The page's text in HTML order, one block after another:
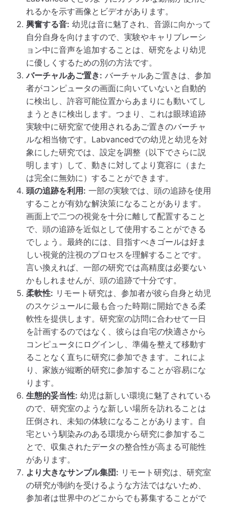
れるかを示す画像とビデオがあります。
興奮する音: 幼児は音に魅了され、音源に向かって
自分自身を向けますので、実験やキャリブレーシ
ョン中に音声を追加することは、研究をより幼児
に優しくするための別の方法です。
バーチャルあご置き: バーチャルあご置きは、参加
者がコンピュータの画面に向いていないと自動的
に検出し、許容可能位置からあまりにも動いてし
まうときに検出します。つまり、これは眼球追跡
実験中に研究室で使用されるあご置きのバーチャ
ルな相当物です。Labvancedでの幼児と幼児を対
象にした研究では、設定を調整（以下でさらに説
明します）して、動きに対してより寛容に（また
は完全に無効に）することができます。
頭の追跡を利用: 一部の実験では、頭の追跡を使用
することが有効な解決策になることがあります。
画面上で二つの視覚を十分に離して配置すること
で、頭の追跡を近似として使用することができる
でしょう。最終的には、目指すべきゴールは好ま
しい視覚的注視のプロセスを理解することです。
言い換えれば、一部の研究では高精度は必要ない
かもしれませんが、頭の追跡で十分です。
柔軟性: リモート研究は、参加者が彼ら自身と幼児
のスケジュールに最も合った時期に開始できる柔
軟性を提供します。研究室の訪問に合わせて一日
を計画するのではなく、彼らは自宅の快適さから
コンピュータにログインし、準備を整えて移動す
ることなく直ちに研究に参加できます。これによ
り、家族が縦断的研究に参加することが容易にな
ります。
生態的妥当性: 幼児は新しい環境に魅了されている
ので、研究室のような新しい場所を訪れることは
圧倒され、未知の体験になることがあります。自
宅という馴染みのある環境から研究に参加するこ
とで、収集されたデータの整合性が高まる可能性
があります。
より大きなサンプル集団: リモート研究は、研究室
の研究が制約を受けるような方法ではないため、
参加者は世界中のどこからでも募集することがで